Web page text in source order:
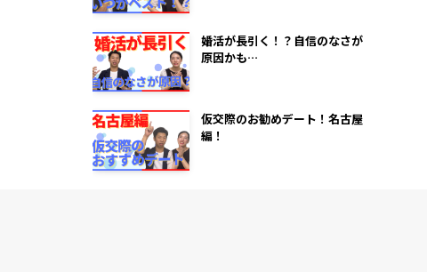
婚活が長引く！？自信のなさが
原因かも…
仮交際のお勧めデート！名古屋
編！